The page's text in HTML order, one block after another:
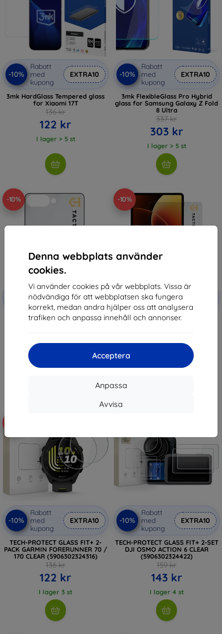
Denna webbplats använder
cookies.
Vi använder cookies på vår webbplats. Vissa är
nödvändiga för att webbplatsen ska fungera
korrekt, medan andra hjälper oss att analysera
trafiken och anpassa innehåll och annonser.
Acceptera
Anpassa
Avvisa
-10%
Rabatt
med
kupong
EXTRA10
3mk HardGlass Tempered glass
for Xiaomi 17T
136 kr
122 kr
I lager > 5 st
-10%
Rabatt
med
kupong
EXTRA10
3mk FlexibleGlass Pro Hybrid
glass for Samsung Galaxy Z Fold
8 Ultra
337 kr
303 kr
I lager > 5 st
-10%
Rabatt
med
kupong
EXTRA10
Tactical Glass Shield 5D for
147 kr
I lager > 5 st
-10%
-10%
Rabatt
med
kupong
EXTRA10
Tactical Glass Shield for Xiaomi
181 kr
I lager > 5 st
-10%
Rabatt
med
kupong
EXTRA10
TECH-PROTECT GLASS FIT+ 2-
PACK GARMIN FORERUNNER 70 /
170 CLEAR (5906302324316)
136 kr
122 kr
I lager 3 st
-10%
Rabatt
med
kupong
EXTRA10
TECH-PROTECT GLASS FIT+ 2-SET
DJI OSMO ACTION 6 CLEAR
(5906302324422)
159 kr
143 kr
I lager 4 st